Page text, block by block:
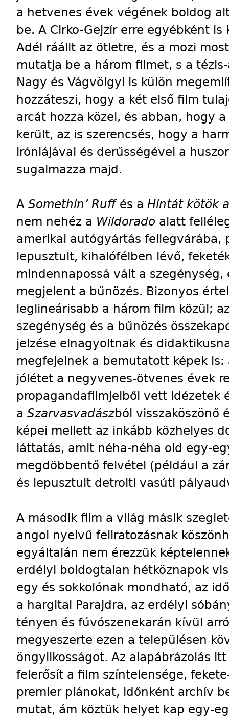
a hetvenes évek végének boldog
be. A Cirko-Gejzír erre egyébként
Adél ráállt az ötletre, és a mozi
mutatja be a három filmet, s a
Nagy és Vágvölgyi is külön
hozzáteszi, hogy a két első film
arcát hozza közel, és abban, hogy
került, az is szerencsés, hogy a
iróniájával és derűsségével a
sugalmazza majd.
A Somethin’ Ruffés a Hintát kötök
nem nehéz a Wildorado alatt
amerikai autógyártás fellegvárába,
lepusztult, kihalófélben lévő,
mindennapossá vált a
megjelent a bűnözés. Bizonyos
leglineárisabb a három film közül;
szegénység és a bűnözés
jelzése elnagyoltnak és
megfejelnek a bemutatott képek is:
jólétet a negyvenes-ötvenes évek
propagandafilmjeiből vett idézetek
a Szarvasvadászból visszaköszönő
képei mellett az inkább közhelyes
láttatás, amit néha-néha old egy-
megdöbbentő felvétel (például a
és lepusztult detroiti vasúti
A második film a világ másik
angol nyelvű feliratozásnak
egyáltalán nem érezzük
erdélyi boldogtalan hétköznapok
egy és sokkolónak mondható, az
a hargitai Parajdra, az erdélyi
tényen és fúvószenekarán kívül
megyeszerte ezen a településen
öngyilkosságot. Az alapábrázolás
felerősít a film színtelensége,
premier plánokat, időnként archív
mutat, ám köztük helyet kap egy-